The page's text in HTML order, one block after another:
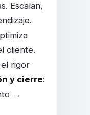
Escalan,
cliente.
rigor
y cierre:
→